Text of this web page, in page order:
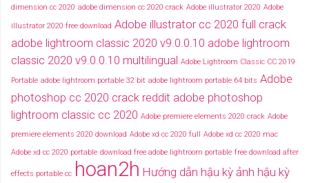
dimension cc 2020 adobe dimension cc 2020 crack Adobe illustrator 2020 Adobe
illustrator 2020 free download Adobe illustrator cc 2020 full crack
adobe lightroom classic 2020 v9.0.0.10 adobe lightroom
classic 2020 v9.0.0.10 multilingual Adobe Lightroom Classic CC 2019
Portable adobe lightroom portable 32 bit adobe lightroom portable 64 bits Adobe
photoshop cc 2020 crack reddit adobe photoshop
lightroom classic cc 2020 Adobe premiere elements 2020 crack Adobe
premiere elements 2020 download Adobe xd cc 2020 full
Adobe xd cc 2020 mac
Adobe xd cc 2020 portable download free adobe lightroom portable free download after
effects portable cc hoan2h Hướng dẫn hậu kỳ ảnh hậu kỳ